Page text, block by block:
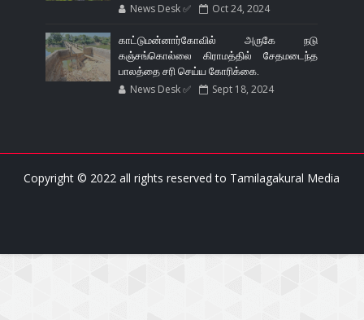
News Desk ✅ Oct 24, 2024
காட்டுமன்னார்கோவில் அருகே நடு
கஞ்சங்கொல்லை கிராமத்தில் சேதமடைந்த
பாலத்தை சரி செய்ய கோரிக்கை.
News Desk ✅ Sept 18, 2024
Copyright © 2022 all rights reserved to Tamilagakural Media